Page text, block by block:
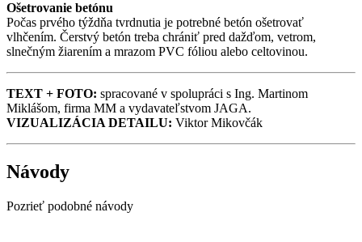
Ošetrovanie betónu
Počas prvého týždňa tvrdnutia je potrebné betón ošetrovať
vlhčením. Čerstvý betón treba chrániť pred dažďom, vetrom,
slnečným žiarením a mrazom PVC fóliou alebo celtovinou.
TEXT + FOTO: spracované v spolupráci s Ing. Martinom
Miklášom, firma MM a vydavateľstvom JAGA.
VIZUALIZÁCIA DETAILU: Viktor Mikovčák
Návody
Pozrieť podobné návody